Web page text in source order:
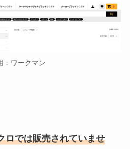
：ワークマン
ロでは販売されていませ